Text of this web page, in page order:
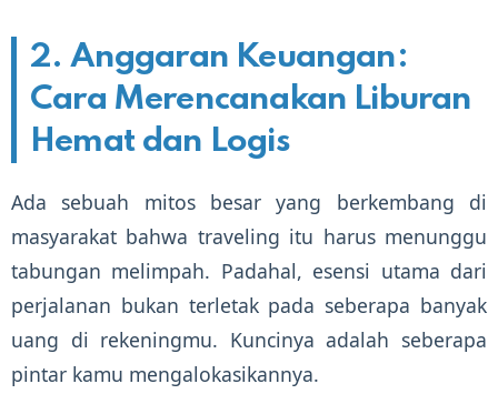
2. Anggaran Keuangan:
Cara Merencanakan Liburan
Hemat dan Logis
Ada sebuah mitos besar yang berkembang di
masyarakat bahwa traveling itu harus menunggu
tabungan melimpah. Padahal, esensi utama dari
perjalanan bukan terletak pada seberapa banyak
uang di rekeningmu. Kuncinya adalah seberapa
pintar kamu mengalokasikannya.